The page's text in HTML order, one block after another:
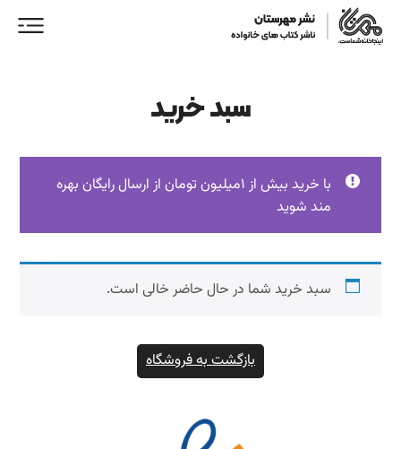
خانه
فروشگاه
همکاری با ما
سبد خرید
با خرید بیش از 1میلیون تومان از ارسال رایگان بهره
مند شوید
سبد خرید شما در حال حاضر خالی است.
بازگشت به فروشگاه